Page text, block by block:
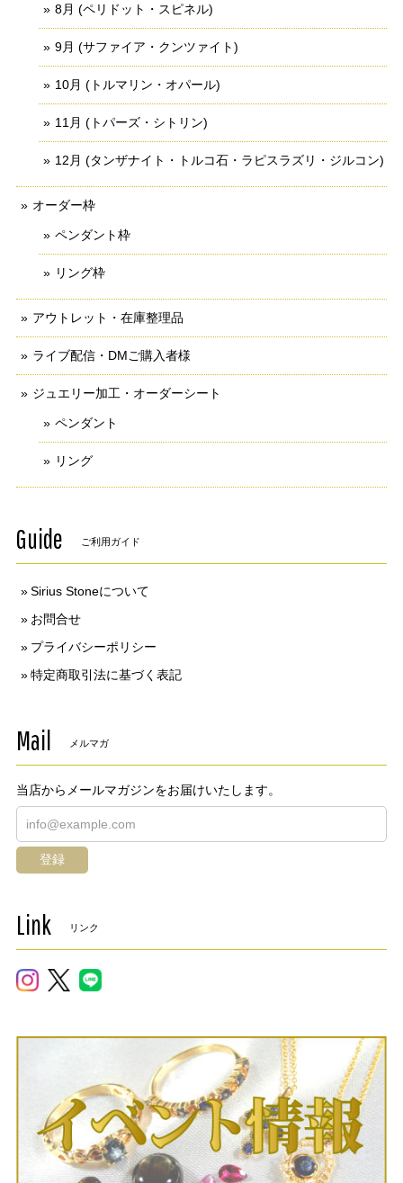
8月 (ペリドット・スピネル)
9月 (サファイア・クンツァイト)
10月 (トルマリン・オパール)
11月 (トパーズ・シトリン)
12月 (タンザナイト・トルコ石・ラピスラズリ・ジルコン)
オーダー枠
ペンダント枠
リング枠
アウトレット・在庫整理品
ライブ配信・DMご購入者様
ジュエリー加工・オーダーシート
ペンダント
リング
Guide ご利用ガイド
Sirius Stoneについて
お問合せ
プライバシーポリシー
特定商取引法に基づく表記
Mail メルマガ
当店からメールマガジンをお届けいたします。
登録
Link リンク